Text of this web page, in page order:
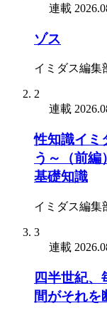
連載
ゾス
イミダス編集
2
連載
性知識イミ
う～（前編
基礎知識
イミダス編集
3
連載
四半世紀、
間がそれを